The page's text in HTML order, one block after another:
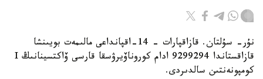
نۇر- سۇلتان. قازاقپارات – 14-اقپانداعى مالىمەت بويىنشا
قازاقستاندا 9299294 ادام كوروناۆيرۋسقا قارسى ۆاكتسينانىڭ I
كومپونەنتىن سالدىردى.